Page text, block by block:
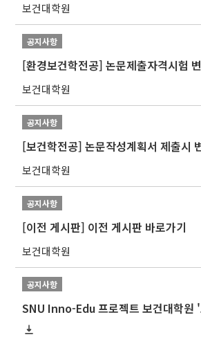
보건대학원
공지사항
[환경보건학전공] 논문제출자격시험
보건대학원
공지사항
[보건학전공] 논문작성계획서 제출시
보건대학원
공지사항
[이전 게시판] 이전 게시판 바로가기
보건대학원
공지사항